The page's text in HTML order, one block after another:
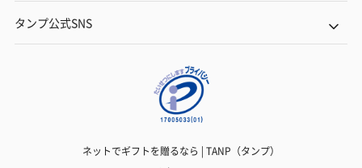
タンプ公式SNS
ネットでギフトを贈るなら | TANP（タンプ）